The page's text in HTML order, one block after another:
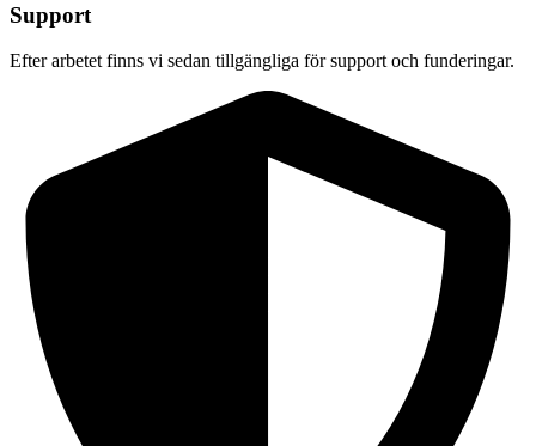
Support
Efter arbetet finns vi sedan tillgängliga för support och funderingar.